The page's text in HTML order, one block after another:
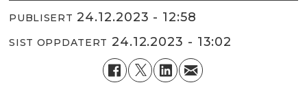
PUBLISERT 24.12.2023 - 12:58
SIST OPPDATERT 24.12.2023 - 13:02